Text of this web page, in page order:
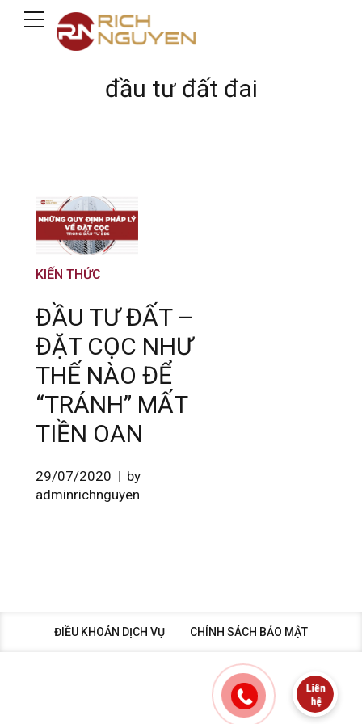
đầu tư đất đai
KIẾN THỨC
ĐẦU TƯ ĐẤT –
ĐẶT CỌC NHƯ
THẾ NÀO ĐỂ
“TRÁNH” MẤT
TIỀN OAN
29/07/2020
by
adminrichnguyen
ĐIỀU KHOẢN DỊCH VỤ CHÍNH SÁCH BẢO MẬT